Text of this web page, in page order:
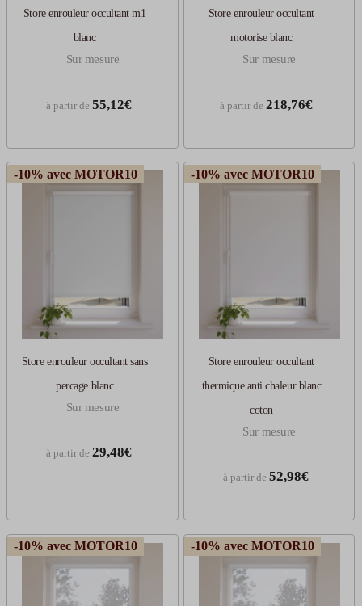
Store enrouleur occultant m1
blanc
Sur mesure
à partir de 55,12€
Store enrouleur occultant
motorise blanc
Sur mesure
à partir de 218,76€
-10% avec MOTOR10
Store enrouleur occultant sans
percage blanc
Sur mesure
à partir de 29,48€
-10% avec MOTOR10
Store enrouleur occultant
thermique anti chaleur blanc
coton
Sur mesure
à partir de 52,98€
-10% avec MOTOR10 -10% avec MOTOR10